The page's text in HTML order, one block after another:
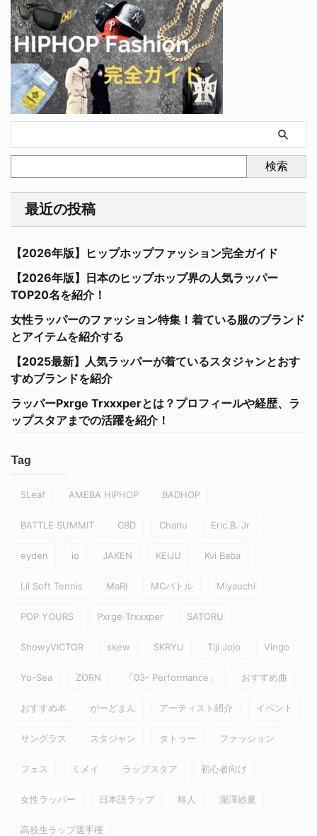
検索
最近の投稿
【2026年版】ヒップホップファッション完全ガイド
【2026年版】日本のヒップホップ界の人気ラッパー
TOP20名を紹介！
女性ラッパーのファッション特集！着ている服のブランド
とアイテムを紹介する
【2025最新】人気ラッパーが着ているスタジャンとおす
すめブランドを紹介
ラッパーPxrge Trxxxperとは？プロフィールや経歴、ラ
ップスタアまでの活躍を紹介！
Tag
5Leaf AMEBA HIPHOP BADHOP
BATTLE SUMMIT CBD Charlu Eric.B. Jr
eyden io JAKEN KEIJU Kvi Baba
Lil Soft Tennis MaRI MCバトル Miyauchi
POP YOURS Pxrge Trxxxper SATORU
ShowyVICTOR skew SKRYU Tiji Jojo Vingo
Yo-Sea ZORN 「03- Performance」 おすすめ曲
おすすめ本 がーどまん アーティスト紹介 イベント
サングラス スタジャン タトゥー ファッション
フェス ミメイ ラップスタア 初心者向け
女性ラッパー 日本語ラップ 柊人 瀧澤紗夏
高校生ラップ選手権